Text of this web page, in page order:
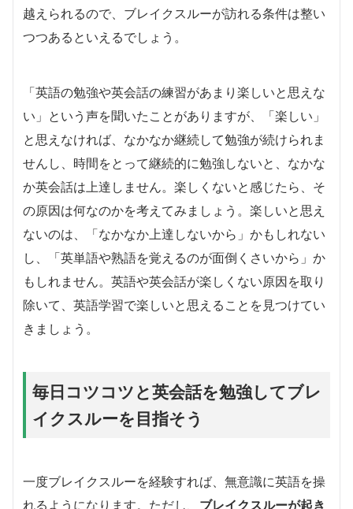
越えられるので、ブレイクスルーが訪れる条件は整い
つつあるといえるでしょう。
「英語の勉強や英会話の練習があまり楽しいと思えな
い」という声を聞いたことがありますが、「楽しい」
と思えなければ、なかなか継続して勉強が続けられま
せんし、時間をとって継続的に勉強しないと、なかな
か英会話は上達しません。楽しくないと感じたら、そ
の原因は何なのかを考えてみましょう。楽しいと思え
ないのは、「なかなか上達しないから」かもしれない
し、「英単語や熟語を覚えるのが面倒くさいから」か
もしれません。英語や英会話が楽しくない原因を取り
除いて、英語学習で楽しいと思えることを見つけてい
きましょう。
毎日コツコツと英会話を勉強してブレ
イクスルーを目指そう
一度ブレイクスルーを経験すれば、無意識に英語を操
れるようになります。ただし、 ブレイクスルーが起き